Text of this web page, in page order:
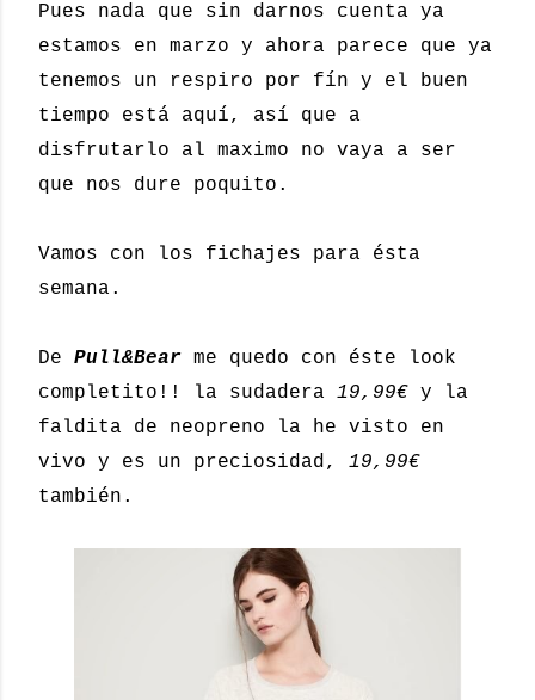
Pues nada que sin darnos cuenta ya
estamos en marzo y ahora parece que ya
tenemos un respiro por fín y el buen
tiempo está aquí, así que a
disfrutarlo al maximo no vaya a ser
que nos dure poquito.
Vamos con los fichajes para ésta
semana.
De Pull&Bear me quedo con éste look
completito!! la sudadera 19,99€ y la
faldita de neopreno la he visto en
vivo y es un preciosidad, 19,99€
también.